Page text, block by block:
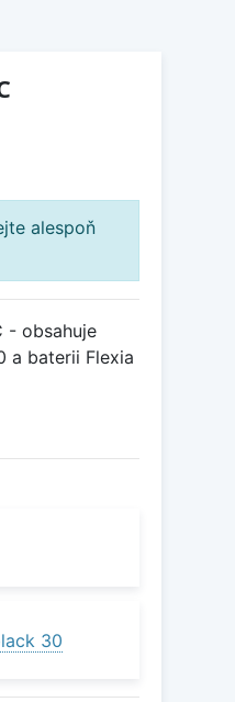
alespoň
- obsahuje
a baterii Flexia
30